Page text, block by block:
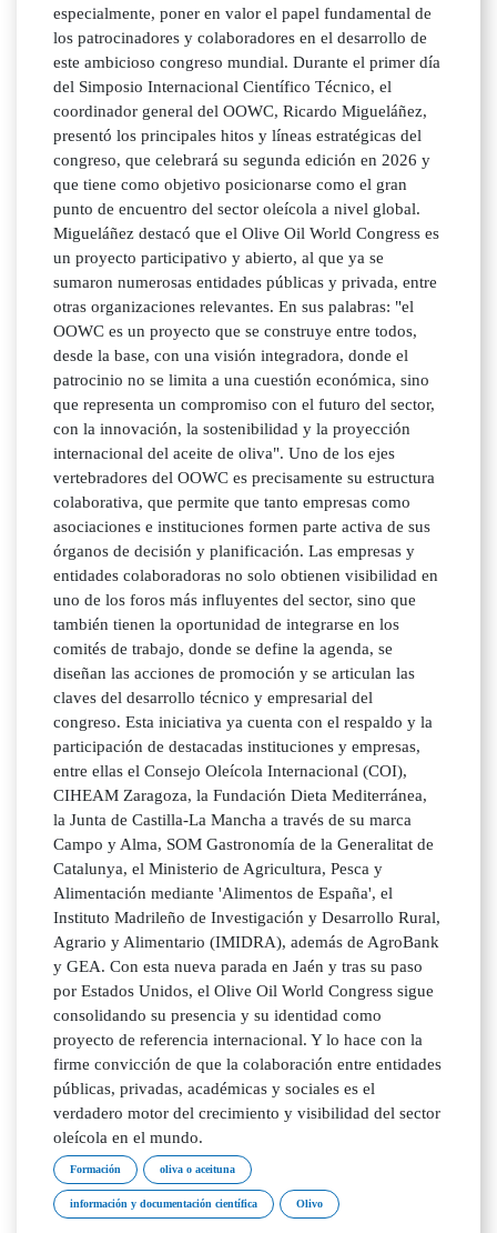
especialmente, poner en valor el papel fundamental de
los patrocinadores y colaboradores en el desarrollo de
este ambicioso congreso mundial. Durante el primer día
del Simposio Internacional Científico Técnico, el
coordinador general del OOWC, Ricardo Migueláñez,
presentó los principales hitos y líneas estratégicas del
congreso, que celebrará su segunda edición en 2026 y
que tiene como objetivo posicionarse como el gran
punto de encuentro del sector oleícola a nivel global.
Migueláñez destacó que el Olive Oil World Congress es
un proyecto participativo y abierto, al que ya se
sumaron numerosas entidades públicas y privada, entre
otras organizaciones relevantes. En sus palabras: "el
OOWC es un proyecto que se construye entre todos,
desde la base, con una visión integradora, donde el
patrocinio no se limita a una cuestión económica, sino
que representa un compromiso con el futuro del sector,
con la innovación, la sostenibilidad y la proyección
internacional del aceite de oliva". Uno de los ejes
vertebradores del OOWC es precisamente su estructura
colaborativa, que permite que tanto empresas como
asociaciones e instituciones formen parte activa de sus
órganos de decisión y planificación. Las empresas y
entidades colaboradoras no solo obtienen visibilidad en
uno de los foros más influyentes del sector, sino que
también tienen la oportunidad de integrarse en los
comités de trabajo, donde se define la agenda, se
diseñan las acciones de promoción y se articulan las
claves del desarrollo técnico y empresarial del
congreso. Esta iniciativa ya cuenta con el respaldo y la
participación de destacadas instituciones y empresas,
entre ellas el Consejo Oleícola Internacional (COI),
CIHEAM Zaragoza, la Fundación Dieta Mediterránea,
la Junta de Castilla-La Mancha a través de su marca
Campo y Alma, SOM Gastronomía de la Generalitat de
Catalunya, el Ministerio de Agricultura, Pesca y
Alimentación mediante 'Alimentos de España', el
Instituto Madrileño de Investigación y Desarrollo Rural,
Agrario y Alimentario (IMIDRA), además de AgroBank
y GEA. Con esta nueva parada en Jaén y tras su paso
por Estados Unidos, el Olive Oil World Congress sigue
consolidando su presencia y su identidad como
proyecto de referencia internacional. Y lo hace con la
firme convicción de que la colaboración entre entidades
públicas, privadas, académicas y sociales es el
verdadero motor del crecimiento y visibilidad del sector
oleícola en el mundo.
Formación oliva o aceituna
información y documentación científica Olivo